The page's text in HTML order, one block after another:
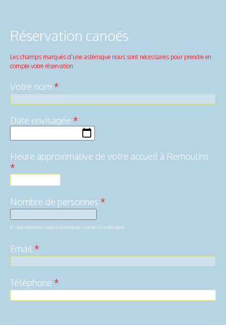
Réservation canoës
Les champs marqués d'une astérisque nous sont nécessaires pour prendre en
compte votre réservation
Votre nom *
Date envisagée *
Heure approximative de votre accueil à Remoulins
*
Nombre de personnes *
(Il s'agit d'une information à titre indicatif, soumise à modification)
Email *
Téléphone *